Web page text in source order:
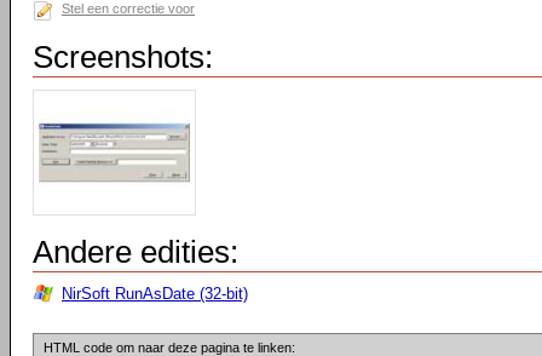
Stel een correctie voor
Screenshots:
Andere edities:
NirSoft RunAsDate (32-bit)
HTML code om naar deze pagina te linken: